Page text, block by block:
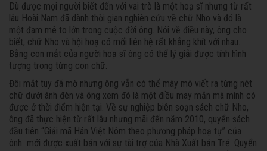
Dù được mọi người biết đến với vai trò là một hoạ sĩ nhưng từ rất
lâu Hoài Nam đã dành thời gian nghiên cứu về chữ Nho và đó là
một đam mê to lớn trong cuộc đời ông. Nói về điều này, ông cho
biết, chữ Nho và hội hoạ có mối liên hệ rất khắng khít với nhau.
Bằng con mắt của người hoạ sĩ ông có thể lý giải được tính hình
tượng trong từng con chữ.
Đôi mắt tuy đã mờ nhưng ông vẫn có thể mày mò viết ra từng nét
chữ dưới ánh đèn và ông xem đó là một điều may mắn mà mình có
được ở thời điểm hiện tại. Về sự nghiệp biên soạn sách chữ Nho,
ông đã thực hiện từ rất lâu nhưng mãi đến năm 2010, quyển sách
đầu tiên “Giải mã Hán Việt Nôm theo phương pháp hoạ tự” của
ônh mới được xuất bản với sự tài trợ của Nhà Xuất bản Trẻ. Quyển